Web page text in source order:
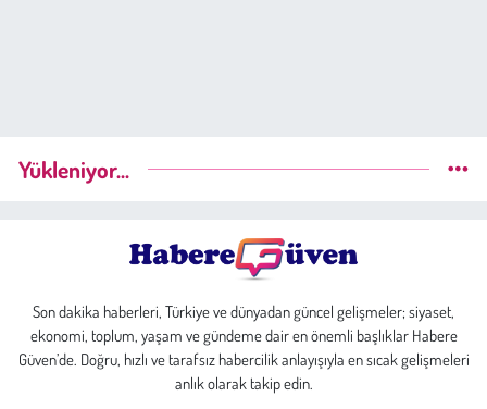
Yükleniyor...
Son dakika haberleri, Türkiye ve dünyadan güncel gelişmeler; siyaset,
ekonomi, toplum, yaşam ve gündeme dair en önemli başlıklar Habere
Güven’de. Doğru, hızlı ve tarafsız habercilik anlayışıyla en sıcak gelişmeleri
anlık olarak takip edin.